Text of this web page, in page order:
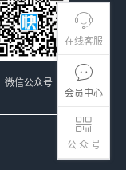
在线客服
会员中心
公 众 号
微信公众号